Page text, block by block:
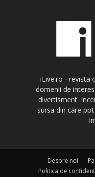
iLive.ro - revista
domenii de
divertisment.
sursa din care
Despre noi
Politica de